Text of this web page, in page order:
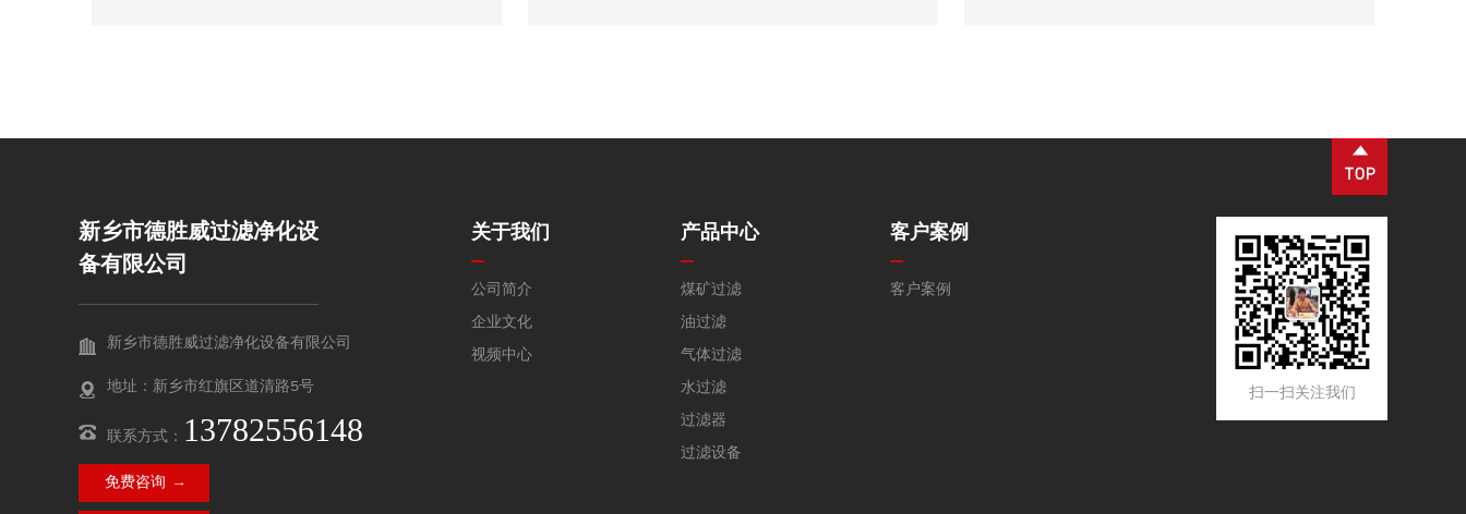
新乡市德胜威过滤净化设
备有限公司
新乡市德胜威过滤净化设备有限公司
地址：新乡市红旗区道清路5号
联系方式： 13782556148
免费咨询 →
关于我们
公司简介
企业文化
视频中心
产品中心
煤矿过滤
油过滤
气体过滤
水过滤
过滤器
过滤设备
客户案例
客户案例
扫一扫关注我们